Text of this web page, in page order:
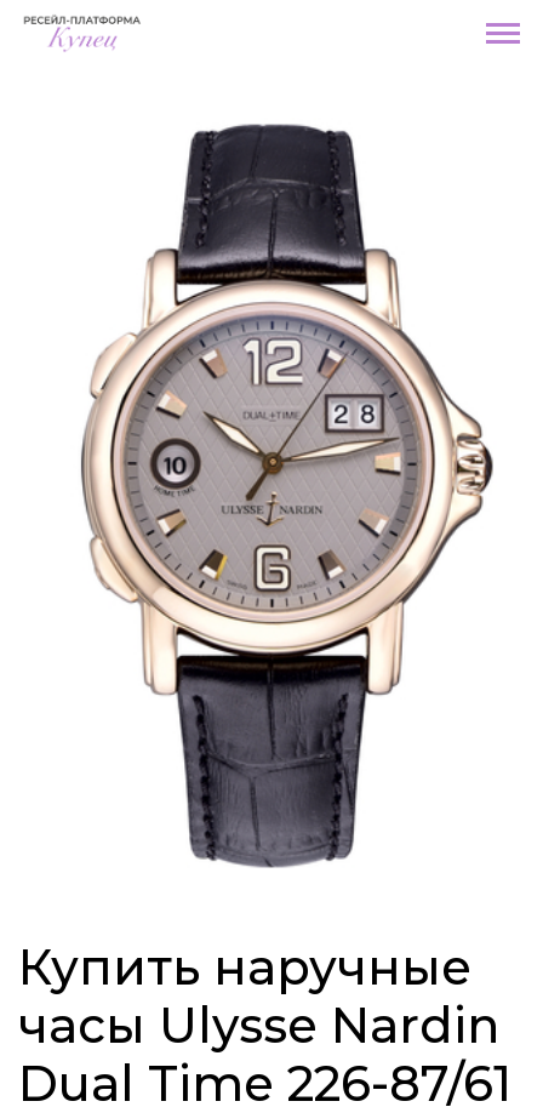
Купить наручные
часы Ulysse Nardin
Dual Time 226-87/61